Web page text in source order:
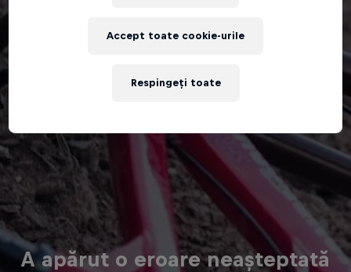
A apărut o eroare neașteptată
Respingeți toate
Accept toate cookie-urile